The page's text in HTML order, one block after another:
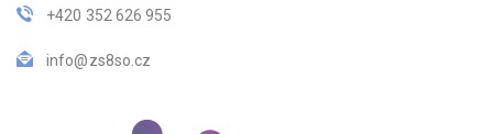
+420 352 626 955
info@zs8so.cz